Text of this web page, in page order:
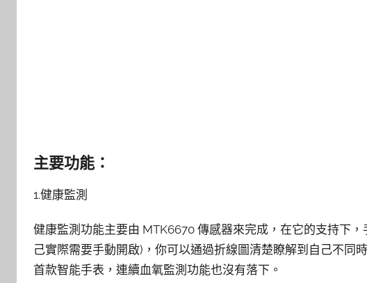
主要功能：
1.健康監測
健康監測功能主要由 MTK6670 傳感器來完成，在它的支持下
己實際需要手動開啟)，你可以通過折線圖清楚瞭解到自己不同
首款智能手表，連續血氧監測功能也沒有落下。